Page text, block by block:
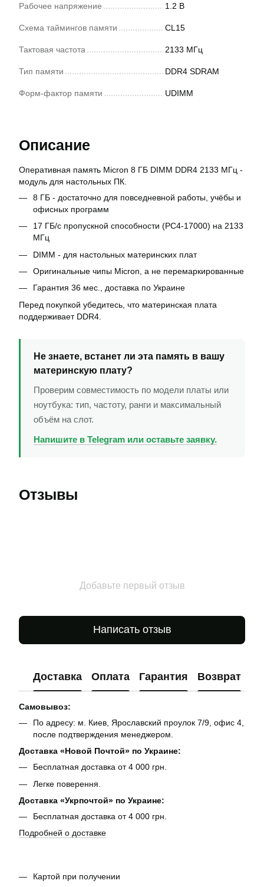
Рабочее напряжение 1.2 В
Схема таймингов памяти CL15
Тактовая частота 2133 МГц
Тип памяти DDR4 SDRAM
Форм-фактор памяти UDIMM
Описание
Оперативная память Micron 8 ГБ DIMM DDR4 2133 МГц -
модуль для настольных ПК.
8 ГБ - достаточно для повседневной работы, учёбы и
офисных программ
17 ГБ/с пропускной способности (PC4-17000) на 2133
МГц
DIMM - для настольных материнских плат
Оригинальные чипы Micron, а не перемаркированные
Гарантия 36 мес., доставка по Украине
Перед покупкой убедитесь, что материнская плата
поддерживает DDR4.
Не знаете, встанет ли эта память в вашу
материнскую плату?
Проверим совместимость по модели платы или
ноутбука: тип, частоту, ранги и максимальный
объём на слот.
Напишите в Telegram или оставьте заявку.
Отзывы
Добавьте первый отзыв
Написать отзыв
Доставка Оплата Гарантия Возврат
Самовывоз:
По адресу: м. Киев, Ярославский проулок 7/9, офис 4,
после подтверждения менеджером.
Доставка «Новой Почтой» по Украине:
Бесплатная доставка от 4 000 грн.
Легке поверення.
Доставка «Укрпочтой» по Украине:
Бесплатная доставка от 4 000 грн.
Подробней о доставке
Картой при получении